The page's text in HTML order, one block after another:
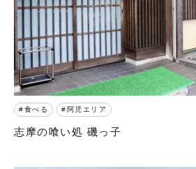
食べる 阿児エリア
志摩の喰い処 磯っ子